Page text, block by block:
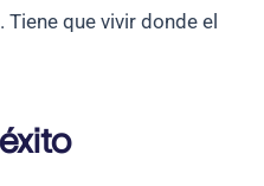
que vivir donde el